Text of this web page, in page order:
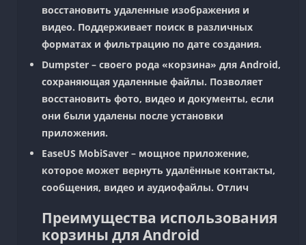
восстановить удаленные изображения и
видео. Поддерживает поиск в различных
форматах и фильтрацию по дате создания.
Dumpster – своего рода «корзина» для Android,
сохраняющая удаленные файлы. Позволяет
восстановить фото, видео и документы, если
они были удалены после установки
приложения.
EaseUS MobiSaver – мощное приложение,
которое может вернуть удалённые контакты,
сообщения, видео и аудиофайлы. Отлич
Преимущества использования
корзины для Android